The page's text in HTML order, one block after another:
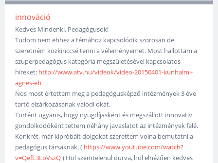
innováció
Kedves Mindenki, Pedagógusok!
Tudom nem ehhez a témához kapcsolódik szorosan de
szeretném közkinccsé tenni a véleményemet. Most hallottam a
szuperpedagógus kategória megszületésével kapcsolatos
híreket: http://www.atv.hu/videok/video-20150401-kunhalmi-
agnes-eb
Nos most értettem meg a pedagógusképző intézmények 3 éve
tartó elzárkózásának valódi okát.
Történt ugyanis, hogy nyugdíjasként és megszállott innovativ
gondolkodóként tettem néhány javaslatot az intézmények felé.
Konkrét, már kipróbált dolgokat szerettem volna bemutatni a
pedagógus társaknak. ( https://www.youtube.com/watch?
v=QefE3LoVszQ) Hol szemtelenül durva, hol elnézően kedves